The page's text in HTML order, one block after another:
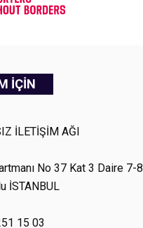
İÇİN
İLETİŞİM AĞI
No 37 Kat 3 Daire 7-8
İSTANBUL
15 03